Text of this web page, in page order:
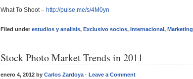
What To Shoot – http://pulse.me/s/4M0yn
Filed under estudios y analisis, Exclusivo socios, Internacional, Marketing
Stock Photo Market Trends in 2011
enero 4, 2012 by Carlos Zardoya · Leave a Comment